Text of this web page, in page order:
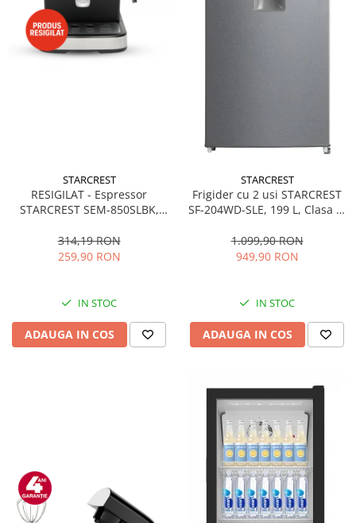
STARCREST
RESIGILAT - Espressor
STARCREST SEM-850SLBK,
detasabil 1.5L, dispozitiv
spumare, filtru dublu din
314,19 RON
259,90 RON
IN STOC
ADAUGA IN COS
STARCREST
Frigider cu 2 usi STARCREST
SF-204WD-SLE, 199 L, Clasa E,
Termostat Ajustabil, Usi
reversibile, H 143 cm, Argintiu
1.099,90 RON
949,90 RON
IN STOC
ADAUGA IN COS